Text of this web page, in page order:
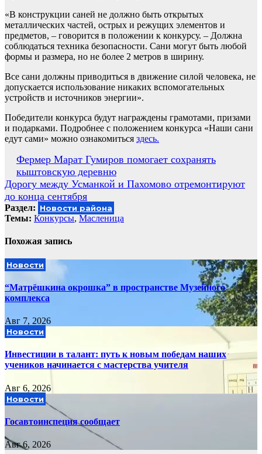
«В конструкции саней не должно быть открытых
металлических частей, острых и режущих элементов и
предметов, – говорится в положении к конкурсу. – Должна
соблюдаться техника безопасности. Сани могут быть любой
формы и размера, но не более 2 метров в ширину.
Все сани должны приводиться в движение силой человека, не
допускается использование никаких вспомогательных
устройств и источников энергии».
Победители конкурса будут награждены грамотами, призами
и подарками. Подробнее с положением конкурса «Наши сани
едут сами» можно ознакомиться здесь.
Навигация
по
записям
Фермер Марат Гумиров помогает сохранять
кыштовскую деревню
Дорогу между Усманкой и Пахомово отремонтируют
до конца сентября
Раздел: Новости района
Темы: Конкурсы, Масленица
Похожая запись
Новости
“Матрёшкина окрошка” в пространстве Музейного
комплекса
Авг 7, 2026
Новости
Инвестиции в талант: путь к новым победам наших
учеников начинается с мастерства учителя
Авг 6, 2026
Новости
Госавтоинспеция сообщает
Авг 6, 2026